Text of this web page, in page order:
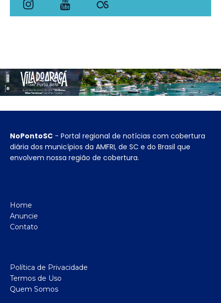
NoPontoSC - Portal regional de notícias com cobertura
diária dos municípios da AMFRI, de SC e do Brasil que
envolvem nossa região de cobertura.
Home
Anuncie
Contato
Política de Privacidade
Termos de Uso
Quem Somos